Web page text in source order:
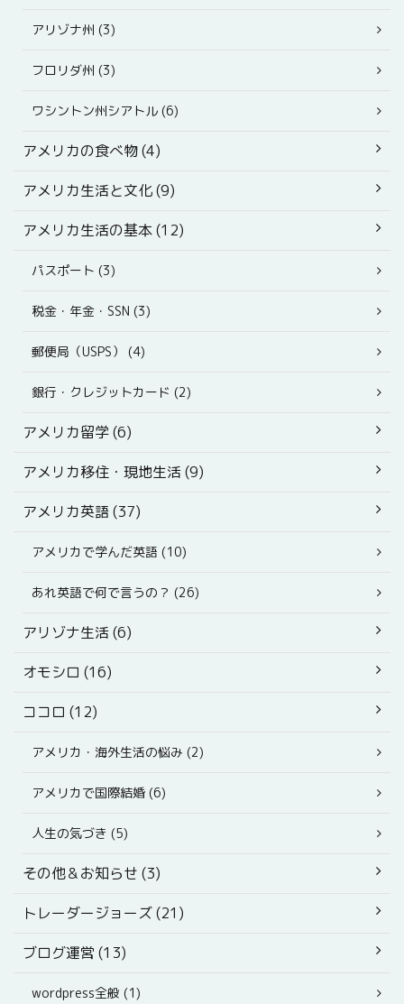
アリゾナ州 (3)
フロリダ州 (3)
ワシントン州シアトル (6)
アメリカの食べ物 (4)
アメリカ生活と文化 (9)
アメリカ生活の基本 (12)
パスポート (3)
税金・年金・SSN (3)
郵便局（USPS） (4)
銀行・クレジットカード (2)
アメリカ留学 (6)
アメリカ移住・現地生活 (9)
アメリカ英語 (37)
アメリカで学んだ英語 (10)
あれ英語で何で言うの？ (26)
アリゾナ生活 (6)
オモシロ (16)
ココロ (12)
アメリカ・海外生活の悩み (2)
アメリカで国際結婚 (6)
人生の気づき (5)
その他＆お知らせ (3)
トレーダージョーズ (21)
ブログ運営 (13)
wordpress全般 (1)